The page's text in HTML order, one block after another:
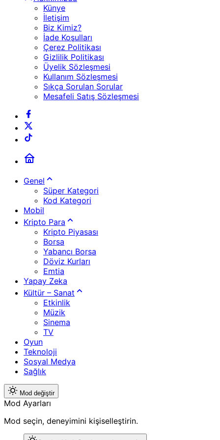
Künye
İletişim
Biz Kimiz?
İade Koşulları
Çerez Politikası
Gizlilik Politikası
Üyelik Sözleşmesi
Kullanım Sözleşmesi
Sıkça Sorulan Sorular
Mesafeli Satış Sözleşmesi
Genel
Süper Kategori
Kod Kategori
Mobil
Kripto Para
Kripto Piyasası
Borsa
Yabancı Borsa
Döviz Kurları
Emtia
Yapay Zeka
Kültür – Sanat
Etkinlik
Müzik
Sinema
TV
Oyun
Teknoloji
Sosyal Medya
Sağlık
Mod değiştir
Mod Ayarları
Mod seçin, deneyimini kişiselleştirin.